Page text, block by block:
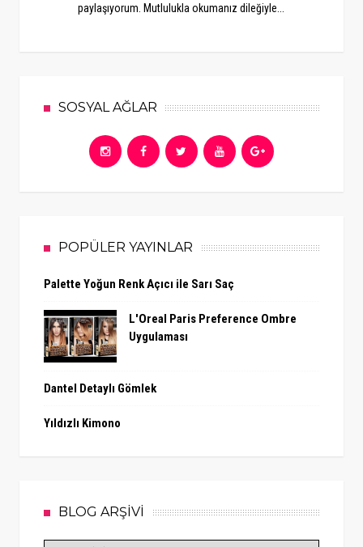
paylaşıyorum. Mutlulukla okumanız dileğiyle...
SOSYAL AĞLAR
POPÜLER YAYINLAR
Palette Yoğun Renk Açıcı ile Sarı Saç
L'Oreal Paris Preference Ombre
Uygulaması
Dantel Detaylı Gömlek
Yıldızlı Kimono
BLOG ARŞİVİ